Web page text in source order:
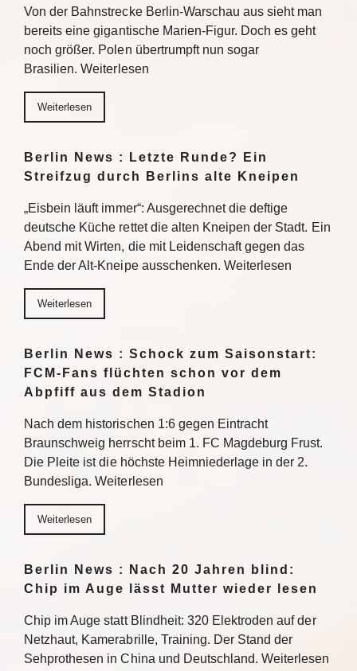
Von der Bahnstrecke Berlin-Warschau aus sieht man
bereits eine gigantische Marien-Figur. Doch es geht
noch größer. Polen übertrumpft nun sogar
Brasilien. Weiterlesen
Weiterlesen
Berlin News : Letzte Runde? Ein
Streifzug durch Berlins alte Kneipen
„Eisbein läuft immer“: Ausgerechnet die deftige
deutsche Küche rettet die alten Kneipen der Stadt. Ein
Abend mit Wirten, die mit Leidenschaft gegen das
Ende der Alt-Kneipe ausschenken. Weiterlesen
Weiterlesen
Berlin News : Schock zum Saisonstart:
FCM-Fans flüchten schon vor dem
Abpfiff aus dem Stadion
Nach dem historischen 1:6 gegen Eintracht
Braunschweig herrscht beim 1. FC Magdeburg Frust.
Die Pleite ist die höchste Heimniederlage in der 2.
Bundesliga. Weiterlesen
Weiterlesen
Berlin News : Nach 20 Jahren blind:
Chip im Auge lässt Mutter wieder lesen
Chip im Auge statt Blindheit: 320 Elektroden auf der
Netzhaut, Kamerabrille, Training. Der Stand der
Sehprothesen in China und Deutschland. Weiterlesen